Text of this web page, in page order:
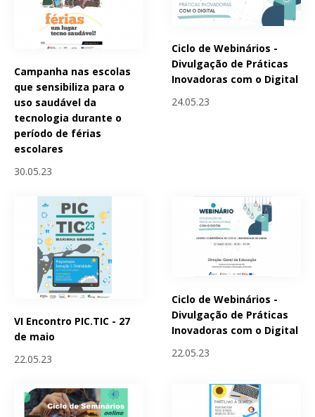
Campanha nas escolas
que sensibiliza para o
uso saudável da
tecnologia durante o
período de férias
escolares
30.05.23
Ciclo de Webinários -
Divulgação de Práticas
Inovadoras com o Digital
24.05.23
VI Encontro PIC.TIC - 27
de maio
22.05.23
Ciclo de Webinários -
Divulgação de Práticas
Inovadoras com o Digital
22.05.23